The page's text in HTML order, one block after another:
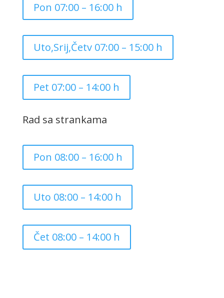
Pon 07:00 – 16:00 h
Uto,Srij,Četv 07:00 – 15:00 h
Pet 07:00 – 14:00 h
Rad sa strankama
Pon 08:00 – 16:00 h
Uto 08:00 – 14:00 h
Čet 08:00 – 14:00 h